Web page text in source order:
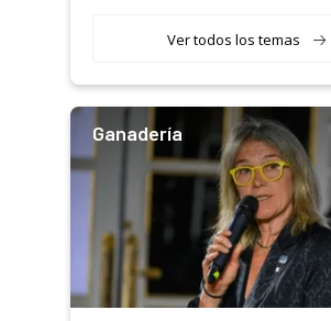
variedades que marcan un
salto tecnológico en genética y
Ver todos los temas
Ganadería